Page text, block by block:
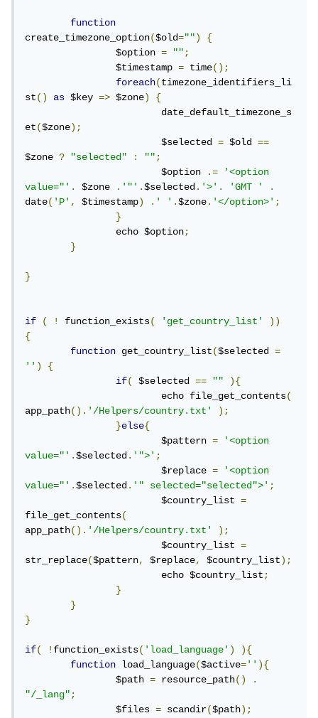
function
create_timezone_option($old="")
{
		$option
= "";
		$timestamp
= time();
foreach(timezone_identifiers_li
st() as $key => $zone)
{
			date_default_timezone_s
et($zone);
			$selected
= $old ==
$zone ? "selected" : "";
			$option
.=
'<option
value="'. $zone .'"'.$selected.'>'. 'GMT '
.
date('P', $timestamp) .' '.$zone.'</option>';
}
		echo $option
;
}
}
if ( ! function_exists( 'get_country_list'
))
{
function get_country_list($selected =
'')
{
if( $selected == ""
){
			echo file_get_contents
(
app_path().'/Helpers/country.txt'
);
}else{
			$pattern
=
'<option
value="'.$selected.'">';
			$replace
=
'<option
value="'.$selected.'" selected="selected">';
			$country_list
=
file_get_contents(
app_path().'/Helpers/country.txt'
);
			$country_list
=
str_replace($pattern, $replace, $country_list);
			echo $country_list
;
}
}
}
if( !function_exists('load_language')
){
function load_language($active=''){
		$path
= resource_path()
.
"/_lang";
		$files
= scandir($path);